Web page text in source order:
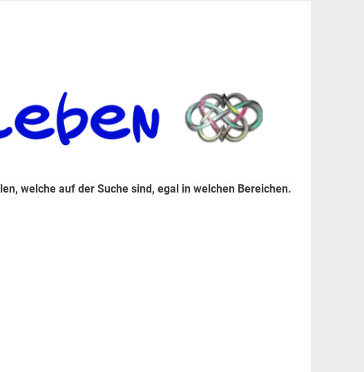
welche auf der Suche sind, egal in welchen Bereichen.